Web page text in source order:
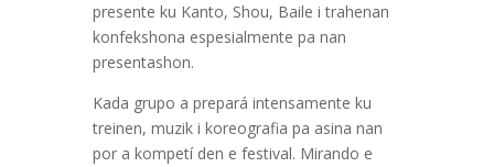
presente ku Kanto, Shou, Baile i trahenan
konfekshona espesialmente pa nan
presentashon.
Kada grupo a prepará intensamente ku
treinen, muzik i koreografia pa asina nan
por a kompetí den e festival. Mirando e